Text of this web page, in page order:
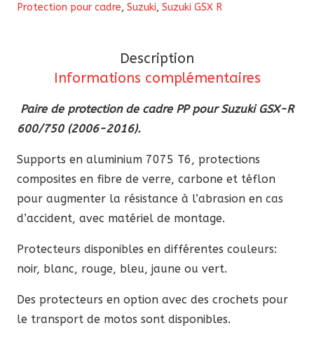
protection
Suzuki
GSX-
600/750
(2006-
2016)
Protection pour cadre, Suzuki, Suzuki GSX R
Description
Informations complémentaires
Paire de protection de cadre PP pour Suzuki GSX-R
600/750 (2006-2016).
Supports en aluminium 7075 T6, protections
composites en fibre de verre, carbone et téflon
pour augmenter la résistance à l’abrasion en cas
d’accident, avec matériel de montage.
Protecteurs disponibles en différentes couleurs:
noir, blanc, rouge, bleu, jaune ou vert.
Des protecteurs en option avec des crochets pour
le transport de motos sont disponibles.